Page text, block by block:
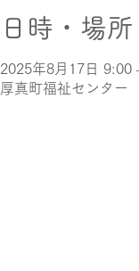
日時・場所
2025年8月17日 9:00
厚真町福祉センター